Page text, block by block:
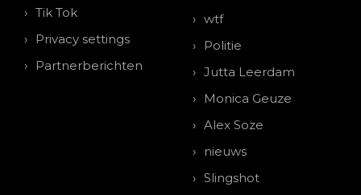
Tik Tok
Privacy settings
Partnerberichten
wtf
Politie
Jutta Leerdam
Monica Geuze
Alex Soze
nieuws
Slingshot